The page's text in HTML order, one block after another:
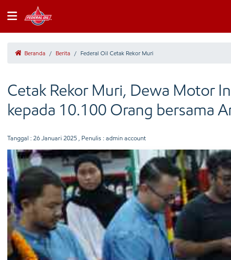
Beranda / Berita / Federal Oil Cetak Rekor Muri
Cetak Rekor Muri, Dewa Motor
kepada 10.100 Orang bersama
Tanggal : 26 Januari 2025 , Penulis : admin account